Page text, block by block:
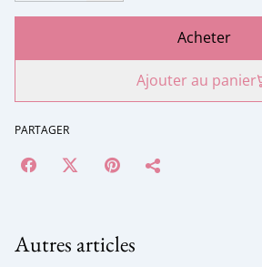
Acheter
Ajouter au panier
PARTAGER
Autres articles